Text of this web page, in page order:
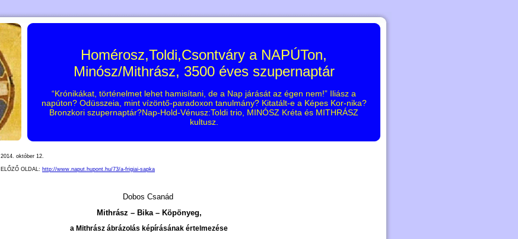
Homérosz,Toldi,Csontváry a NAPÚTon,
Minósz/Mithrász, 3500 éves szupernaptár
“Krónikákat, történelmet lehet hamisítani, de a Nap járását az égen nem!” Iliász a
napúton? Odüsszeia, mint vízöntő-paradoxon tanulmány? Kitatált-e a Képes Kor-nika?
Bronzkori szupernaptár?Nap-Hold-Vénusz:Toldi trio, MINÓSZ Kréta és MITHRÁSZ
kultusz.
2014. október 12.
ELŐZŐ OLDAL: http://www.naput.hupont.hu/73/a-frigiai-sapka
Dobos Csanád
Mithrász – Bika – Köpönyeg,
a Mithrász ábrázolás képírásának értelmezése